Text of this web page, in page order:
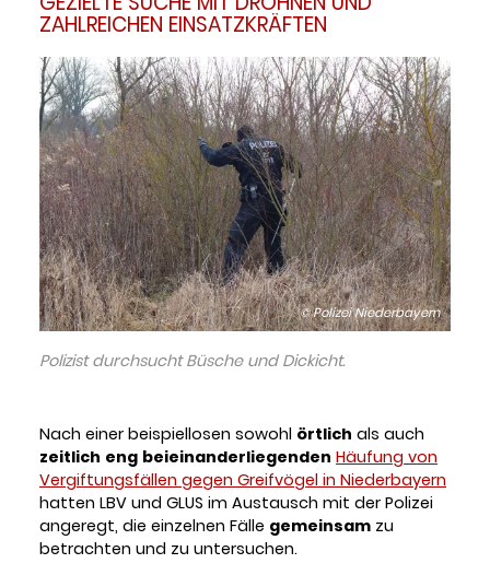
ZAHLREICHEN EINSATZKRÄFTEN
© Polizei Niederbayern
Polizist durchsucht Büsche und Dickicht.
Nach einer beispiellosen sowohl örtlich als auch
zeitlich eng beieinanderliegenden Häufung von
Vergiftungsfällen gegen Greifvögel in Niederbayern
hatten LBV und GLUS im Austausch mit der Polizei
angeregt, die einzelnen Fälle gemeinsam zu
betrachten und zu untersuchen.